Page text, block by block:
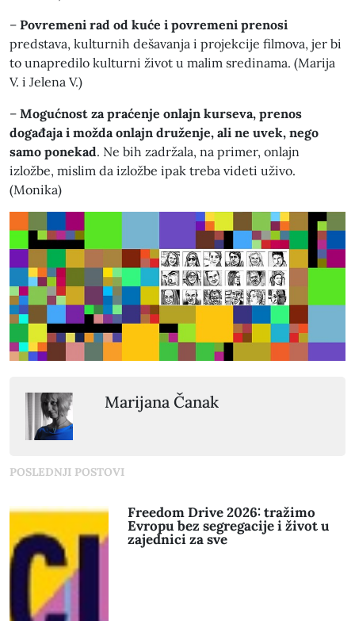
– Povremeni rad od kuće i povremeni prenosi
predstava, kulturnih dešavanja i projekcije filmova, jer bi
to unapredilo kulturni život u malim sredinama. (Marija
V. i Jelena V.)
– Mogućnost za praćenje onlajn kurseva, prenos
događaja i možda onlajn druženje, ali ne uvek, nego
samo ponekad. Ne bih zadržala, na primer, onlajn
izložbe, mislim da izložbe ipak treba videti uživo.
(Monika)
Marijana Čanak
POSLEDNJI POSTOVI
Freedom Drive 2026: tražimo
Evropu bez segregacije i život u
zajednici za sve